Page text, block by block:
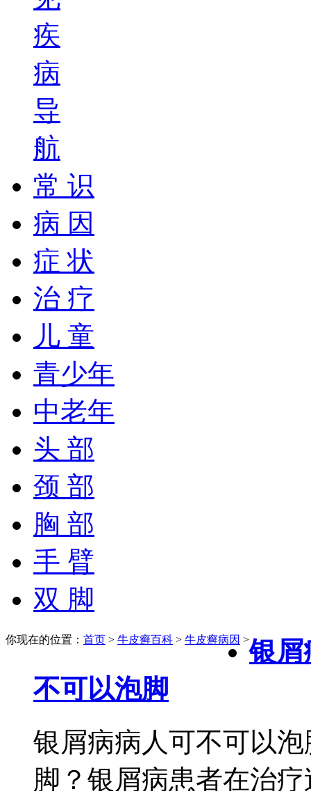
疾
病
导
航
常 识
病 因
症 状
治 疗
儿 童
青少年
中老年
头 部
颈 部
胸 部
手 臂
双 脚
你现在的位置： 首页 > 牛皮癣百科 > 牛皮癣病因 >银屑
不可以泡脚
银屑病病人可不可以
脚？银屑病患者在治